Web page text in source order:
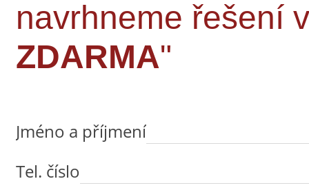
navrhneme řešení
ZDARMA"
Jméno a příjmení
Tel. číslo